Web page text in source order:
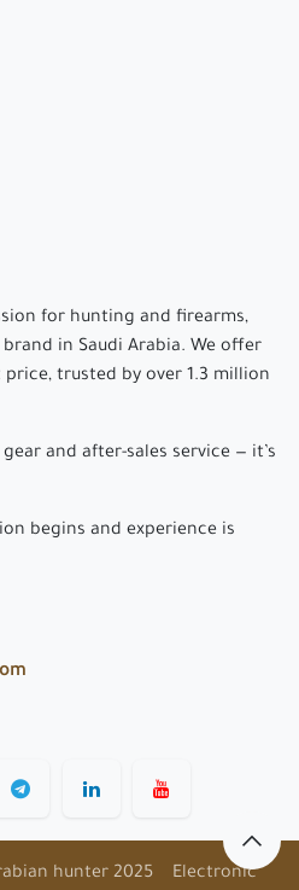
for hunting and firearms,
in Saudi Arabia. We offer
trusted by over 1.3 million
and after-sales service — it’s
begins and experience is
hunter 2025 Electronic